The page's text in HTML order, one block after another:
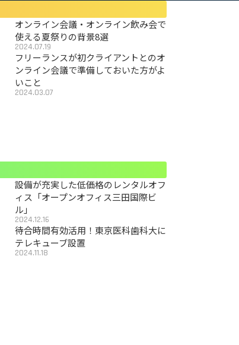
オンライン会議・オンライン飲み会で
使える夏祭りの背景8選
2024.07.19
フリーランスが初クライアントとのオ
ンライン会議で準備しておいた方がよ
いこと
2024.03.07
設備が充実した低価格のレンタルオフ
ィス「オープンオフィス三田国際ビ
ル」
2024.12.16
待合時間有効活用！東京医科歯科大に
テレキューブ設置
2024.11.18